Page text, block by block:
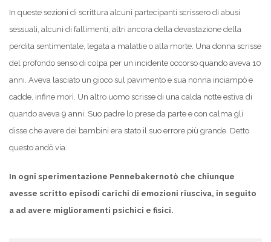
In queste sezioni di scrittura alcuni partecipanti scrissero di abusi
sessuali, alcuni di fallimenti, altri ancora della devastazione della
perdita sentimentale, legata a malattie o alla morte. Una donna scrisse
del profondo senso di colpa per un incidente occorso quando aveva 10
anni. Aveva lasciato un gioco sul pavimento e sua nonna inciampò e
cadde, infine morì. Un altro uomo scrisse di una calda notte estiva di
quando aveva 9 anni. Suo padre lo prese da parte e con calma gli
disse che avere dei bambini era stato il suo errore più grande. Detto
questo andò via.
In ogni sperimentazione Pennebakernotò che chiunque
avesse scritto episodi carichi di emozioni riusciva, in seguito
a ad avere miglioramenti psichici e fisici.